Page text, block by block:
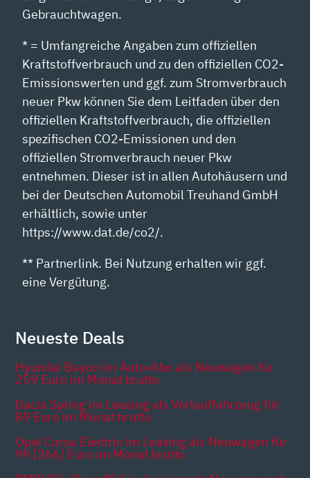
Gebrauchtwagen.
* = Umfangreiche Angaben zum offiziellen
Kraftstoffverbrauch und zu den offiziellen CO2-
Emissionswerten und ggf. zum Stromverbrauch
neuer Pkw können Sie dem Leitfaden über den
offiziellen Kraftstoffverbrauch, die offiziellen
spezifischen CO2-Emissionen und den
offiziellen Stromverbrauch neuer Pkw
entnehmen. Dieser ist in allen Autohäusern und
bei der Deutschen Automobil Treuhand GmbH
erhältlich, sowie unter
https://www.dat.de/co2/.
** Partnerlink. Bei Nutzung erhalten wir ggf.
eine Vergütung.
Neueste Deals
Hyundai Bayon im Auto-Abo als Neuwagen für
259 Euro im Monat brutto
Dacia Spring im Leasing als Vorlauffahrzeug für
89 Euro im Monat brutto
Opel Corsa Electric im Leasing als Neuwagen für
99 [266] Euro im Monat brutto